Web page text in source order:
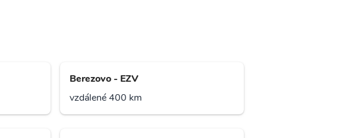
Berezovo - EZV
vzdálené 400 km